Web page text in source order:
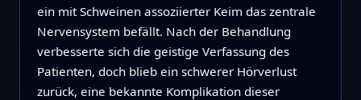
ein mit Schweinen assoziierter Keim das zentrale
Nervensystem befällt. Nach der Behandlung
verbesserte sich die geistige Verfassung des
Patienten, doch blieb ein schwerer Hörverlust
zurück, eine bekannte Komplikation dieser